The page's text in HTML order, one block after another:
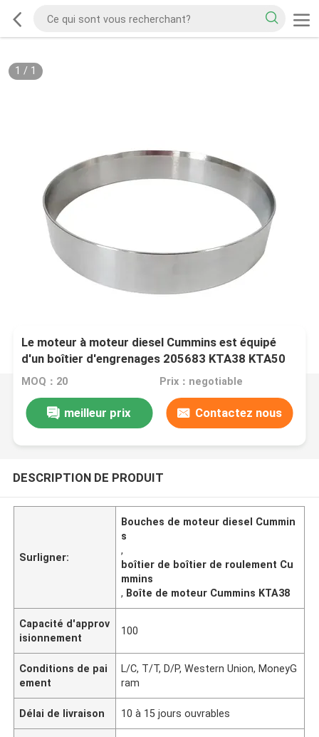
1 / 1
Le moteur à moteur diesel Cummins est équipé
d'un boîtier d'engrenages 205683 KTA38 KTA50
MOQ：20 Prix：negotiable
meilleur prix Contactez nous
DESCRIPTION DE PRODUIT
Surligner:
Bouches de moteur diesel Cummin
s
,
boîtier de boîtier de roulement Cu
mmins
, Boîte de moteur Cummins KTA38
Capacité d'approv
isionnement
100
Conditions de pai
ement
L/C, T/T, D/P, Western Union, MoneyG
ram
Délai de livraison 10 à 15 jours ouvrables